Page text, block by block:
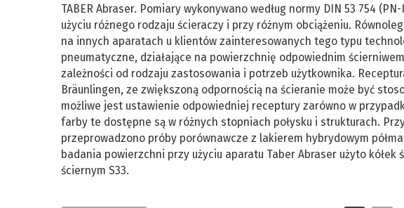
TABER Abraser. Pomiary wykonywano według normy DIN 53 754
użyciu różnego rodzaju ścieraczy i przy różnym obciążeniu.
na innych aparatach u klientów zainteresowanych tego typu
pneumatyczne, działające na powierzchnię odpowiednim
zależności od rodzaju zastosowania i potrzeb użytkownika.
Bräunlingen, ze zwiększoną odpornością na ścieranie może być
możliwe jest ustawienie odpowiedniej receptury zarówno w
farby te dostępne są w różnych stopniach połysku i strukturach.
przeprowadzono próby porównawcze z lakierem hybrydowym
badania powierzchni przy użyciu aparatu Taber Abraser użyto kółek
ściernym S33.